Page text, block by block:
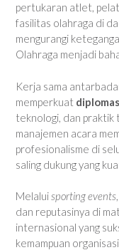
pertukaran atlet,
fasilitas olahraga di
mengurangi
Olahraga menjadi
Kerja sama
memperkuat
teknologi, dan praktik
manajemen acara
profesionalisme di
saling dukung yang
Melaluisporting events
dan reputasinya di
internasional yang
kemampuan